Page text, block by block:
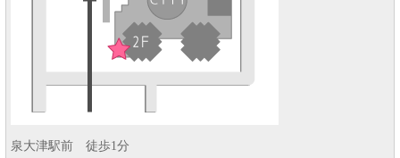
泉大津駅前 徒歩1分